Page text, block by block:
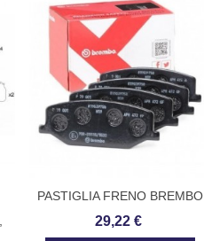
PASTIGLIA FRENO BREMBO
Codice P06038
29,22 €